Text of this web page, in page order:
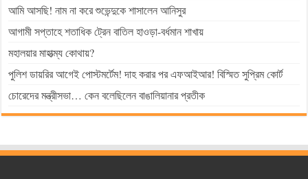
আমি আসছি! নাম না করে শুভেন্দুকে শাসালেন আনিসুর
আগামী সপ্তাহে শতাধিক ট্রেন বাতিল হাওড়া-বর্ধমান শাখায়
মহালয়ার মাহাত্ম্য কোথায়?
পুলিশ ডায়রির আগেই পোস্টমর্টেম! দাহ করার পর এফআইআর! বিস্মিত সুপ্রিম কোর্ট
চোরেদের মন্ত্রীসভা… কেন বলেছিলেন বাঙালিয়ানার প্রতীক